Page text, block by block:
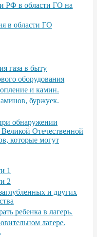
РФ в области ГО на
в области ГО
газа в быту
оборудования
и камин.
буржуек.
обнаружении
Отечественной
которые могут
1
2
и других
ребенка в лагерь.
лагере.